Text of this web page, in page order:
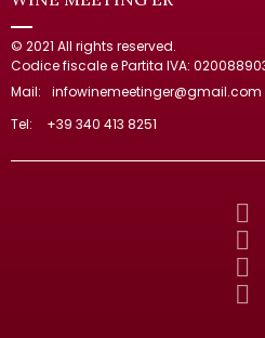
© 2021 All rights reserved.
Codice fiscale e Partita IVA:
Mail:
infowinemeetinger@gmail.com
Tel:
+39 340 413 8251